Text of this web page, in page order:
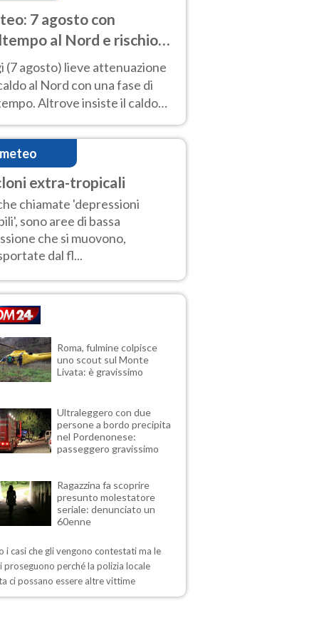
7 agosto con
al Nord e rischio
Altrove caldo
(7 agosto) lieve attenuazione
al Nord con una fase di
Altrove insiste il caldo
con picchi di 40°C. Le
extra-tropicali
chiamate 'depressioni
sono aree di bassa
che si muovono,
dal fl...
Roma, fulmine colpisce
uno scout sul Monte
Livata: è gravissimo
Ultraleggero con due
persone a bordo precipita
nel Pordenonese:
passeggero gravissimo
Ragazzina fa scoprire
presunto molestatore
seriale: denunciato un
60enne
i casi che gli vengono contestati ma le
proseguono perché la polizia locale
ci possano essere altre vittime